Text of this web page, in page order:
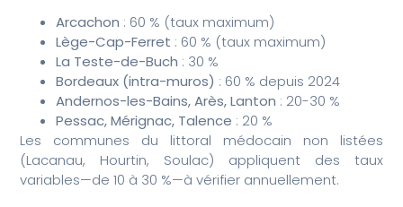
Arcachon : 60 % (taux maximum)
Lège-Cap-Ferret : 60 % (taux maximum)
La Teste-de-Buch : 30 %
Bordeaux (intra-muros) : 60 % depuis 2024
Andernos-les-Bains, Arès, Lanton : 20-30 %
Pessac, Mérignac, Talence : 20 %
Les communes du littoral médocain non listées
(Lacanau, Hourtin, Soulac) appliquent des taux
variables—de 10 à 30 %—à vérifier annuellement.